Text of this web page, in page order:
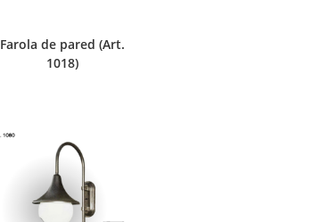
Farola de pared (Art.
1018)